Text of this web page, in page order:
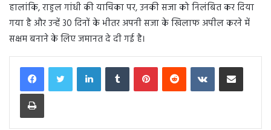
हालांकि, राहुल गांधी की याचिका पर, उनकी सजा को निलंबित कर दिया
गया है और उन्हें 30 दिनों के भीतर अपनी सजा के खिलाफ अपील करने में
सक्षम बनाने के लिए जमानत दे दी गई है।
LinkedInTumblr PinterestReddit VKontakteShare via Email
Print